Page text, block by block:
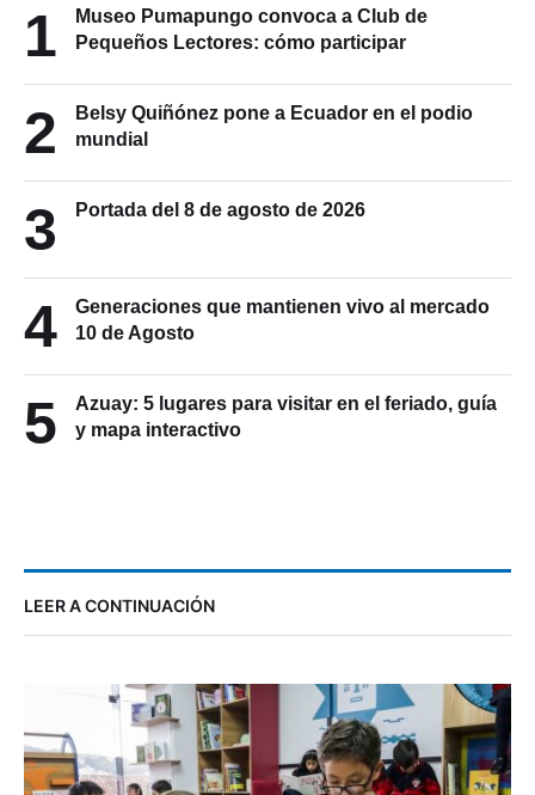
1
Museo Pumapungo convoca a Club de
Pequeños Lectores: cómo participar
2
Belsy Quiñónez pone a Ecuador en el podio
mundial
3 Portada del 8 de agosto de 2026
4
Generaciones que mantienen vivo al mercado
10 de Agosto
5
Azuay: 5 lugares para visitar en el feriado, guía
y mapa interactivo
LEER A CONTINUACIÓN